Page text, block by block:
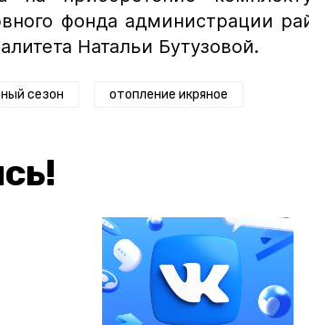
фонда администрации
Натальи Бутузовой.
сезон отопление икряное